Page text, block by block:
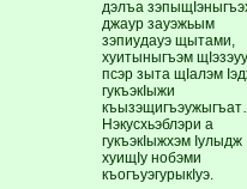
дэлъа
джаур зауэжьым
зэпиудауэ щытами,
хуитыныгъэм
псэр зыта щIалэм
гукъэкIыжи
Нэкусхьэблэри а
гукъэкIыжхэм Iулыдж
хуищIу нобэми
къогъуэгурыкIуэ.